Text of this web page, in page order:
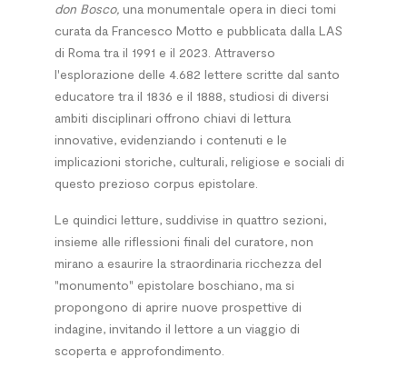
don Bosco, una monumentale opera in dieci tomi
curata da Francesco Motto e pubblicata dalla LAS
di Roma tra il 1991 e il 2023. Attraverso
l'esplorazione delle 4.682 lettere scritte dal santo
educatore tra il 1836 e il 1888, studiosi di diversi
ambiti disciplinari offrono chiavi di lettura
innovative, evidenziando i contenuti e le
implicazioni storiche, culturali, religiose e sociali di
questo prezioso corpus epistolare.
Le quindici letture, suddivise in quattro sezioni,
insieme alle riflessioni finali del curatore, non
mirano a esaurire la straordinaria ricchezza del
"monumento" epistolare boschiano, ma si
propongono di aprire nuove prospettive di
indagine, invitando il lettore a un viaggio di
scoperta e approfondimento.